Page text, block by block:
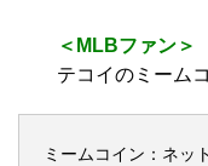
＜MLBファン＞
テコイのミームコ
ミームコイン：ネッ